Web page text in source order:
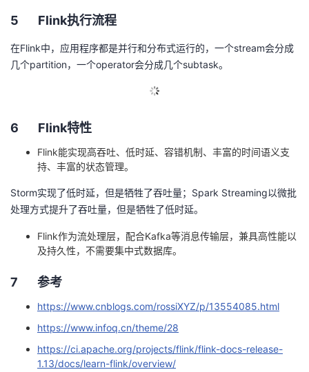
5 Flink执行流程
在Flink中，应用程序都是并行和分布式运行的，一个stream会分成
几个partition，一个operator会分成几个subtask。
6 Flink特性
Flink能实现高吞吐、低时延、容错机制、丰富的时间语义支
持、丰富的状态管理。
Storm实现了低时延，但是牺牲了吞吐量； Spark Streaming以微批
处理方式提升了吞吐量，但是牺牲了低时延。
Flink作为流处理层，配合Kafka等消息传输层，兼具高性能以
及持久性，不需要集中式数据库。
7 参考
https://www.cnblogs.com/rossiXYZ/p/13554085.html
https://www.infoq.cn/theme/28
https://ci.apache.org/projects/flink/flink-docs-release-
1.13/docs/learn-flink/overview/